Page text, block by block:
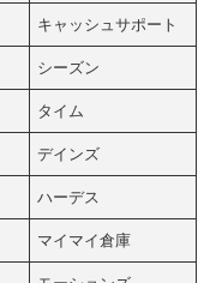
キャッシュサポート
シーズン
タイム
デインズ
ハーデス
マイマイ倉庫